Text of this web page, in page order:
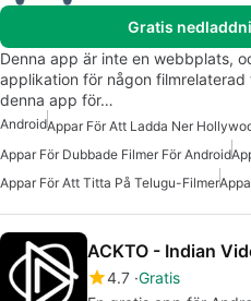
Gratis
Denna app är inte en webbplats,
applikation för någon
denna app för…
Android
Appar För Dubbade Filmer För Android
Appar För Att Titta På Telugu-Filmer
ACKTO - Indian
4.7 Gratis